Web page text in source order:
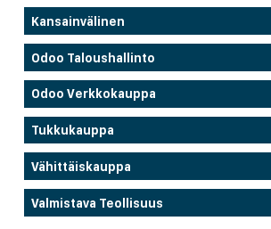
Kansainvälinen
Odoo Taloushallinto
Odoo Verkkokauppa
Tukkukauppa
Vähittäiskauppa
Valmistava Teollisuus